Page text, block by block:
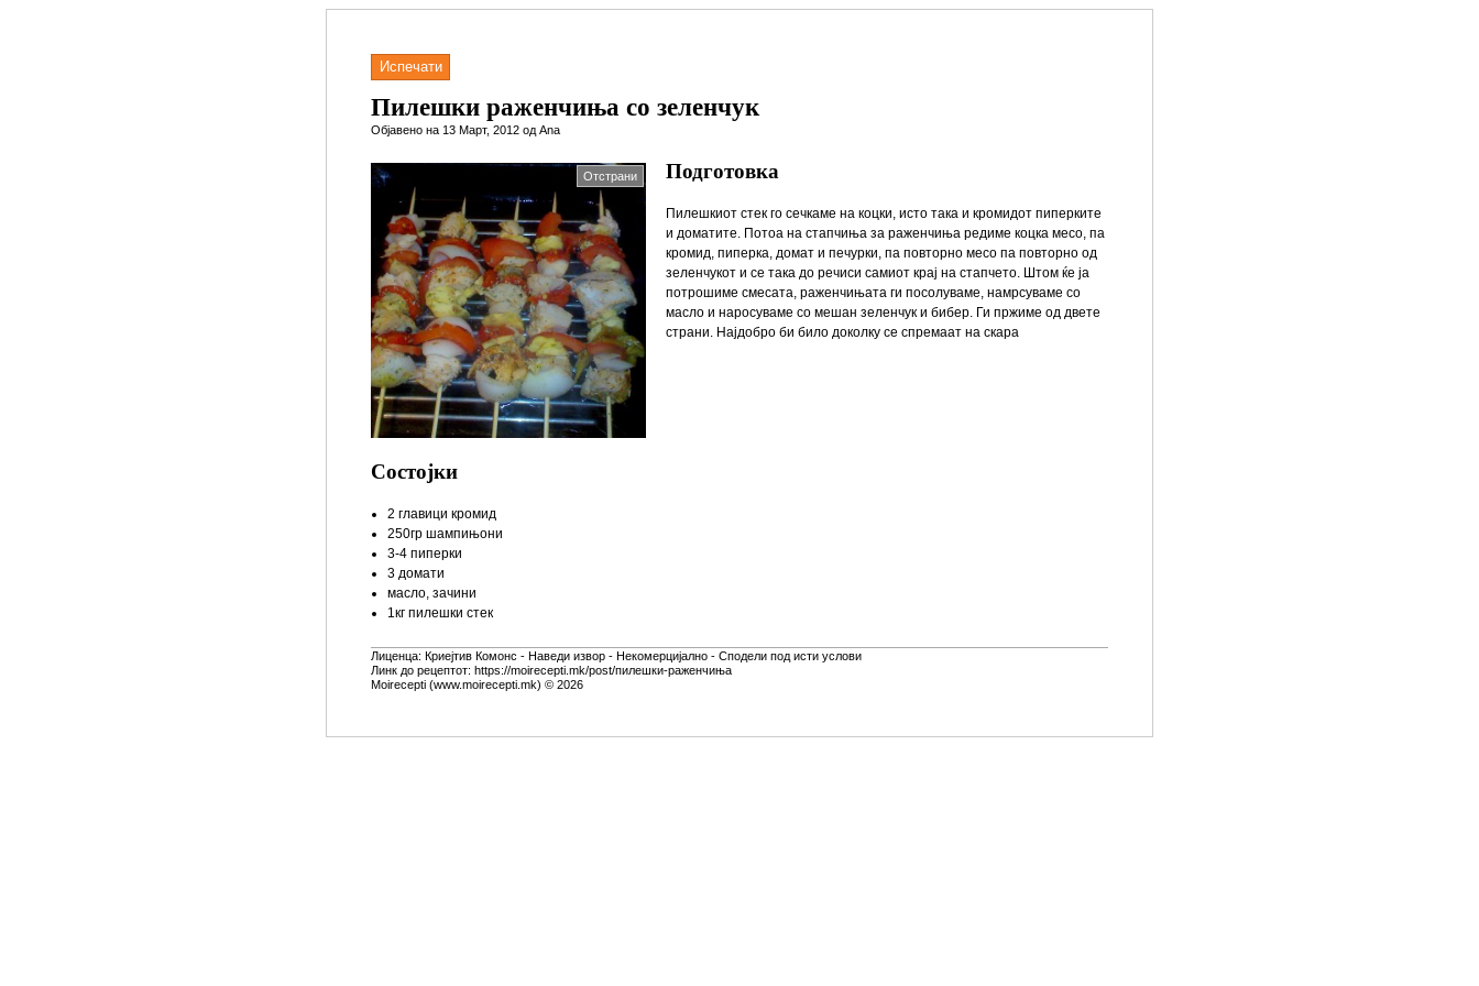
Испечати
Пилешки раженчиња со зеленчук
Објавено на 13 Март, 2012 од Ana
Отстрани
Состојки
2 главици кромид
250гр шампињони
3-4 пиперки
3 домати
масло, зачини
1кг пилешки стек
Подготовка
Пилешкиот стек го сечкаме на коцки, исто така и кромидот пиперките
и доматите. Потоа на стапчиња за раженчиња редиме коцка месо, па
кромид, пиперка, домат и печурки, па повторно месо па повторно од
зеленчукот и се така до речиси самиот крај на стапчето. Штом ќе ја
потрошиме смесата, раженчињата ги посолуваме, намрсуваме со
масло и наросуваме со мешан зеленчук и бибер. Ги пржиме од двете
страни. Најдобро би било доколку се спремаат на скара
Лиценца: Криејтив Комонс - Наведи извор - Некомерцијално - Сподели под исти услови
Линк до рецептот: https://moirecepti.mk/post/пилешки-раженчиња
Moirecepti (www.moirecepti.mk) © 2026